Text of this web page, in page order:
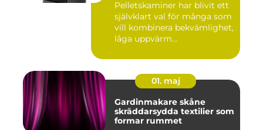
Pelletskaminer har blivit ett
självklart val för många som
vill kombinera bekvämlighet,
låga uppvärm...
01. maj
Gardinmakare skåne
skräddarsydda textilier som
formar rummet